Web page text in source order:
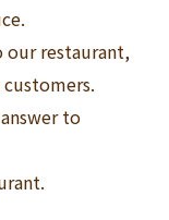
our restaurant,
to